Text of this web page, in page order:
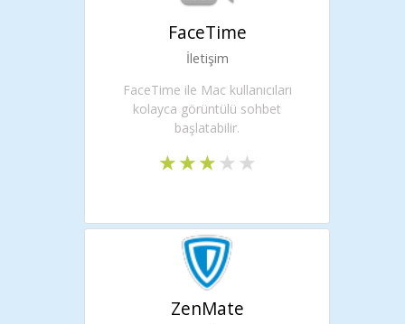
FaceTime
İletişim
FaceTime ile Mac kullanıcıları
kolayca görüntülü sohbet
başlatabilir.
ZenMate